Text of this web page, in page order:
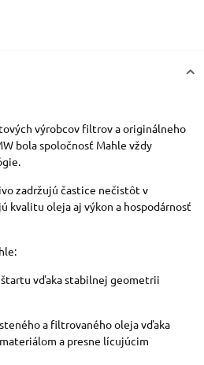
výrobcov filtrov a originálneho
bola spoločnosť Mahle vždy
zadržujú častice nečistôt v
kvalitu oleja aj výkon a hospodárnosť
vďaka stabilnej geometrii
a filtrovaného oleja vďaka
a presne lícujúcim